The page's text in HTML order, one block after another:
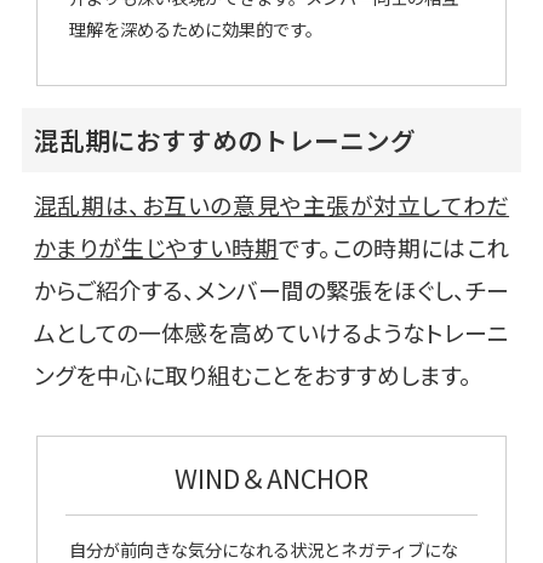
理解を深めるために効果的です。
混乱期におすすめのトレーニング
混乱期は、お互いの意見や主張が対立してわだ
かまりが生じやすい時期です。この時期にはこれ
からご紹介する、メンバー間の緊張をほぐし、チー
ムとしての一体感を高めていけるようなトレーニ
ングを中心に取り組むことをおすすめします。
WIND＆ANCHOR
自分が前向きな気分になれる状況とネガティブにな